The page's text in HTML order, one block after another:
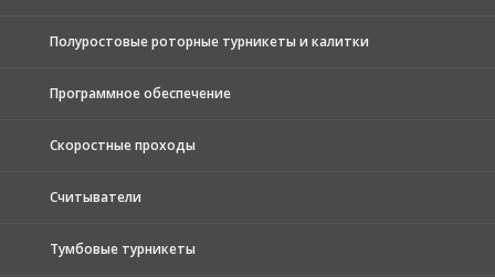
Полуростовые роторные турникеты и калитки
Программное обеспечение
Скоростные проходы
Считыватели
Тумбовые турникеты